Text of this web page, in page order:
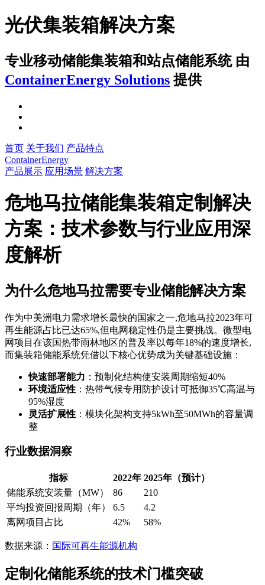
光伏集装箱解决方案
专业移动储能集装箱和站点储能系统 由
ContainerEnergy Solutions 提供
首页 关于我们 产品特点
ContainerEnergy
产品展示 应用场景 解决方案
危地马拉储能集装箱定制解决
方案：技术参数与行业应用深
度解析
为什么危地马拉需要专业储能解决方案
作为中美洲电力需求增长最快的国家之一,危地马拉2023年可
再生能源占比已达65%,但电网稳定性仍是主要挑战。微型电
网项目在该国热带雨林地区的普及率以每年18%的速度增长,
而集装箱储能系统凭借以下核心优势成为关键基础设施：
快速部署能力 ：预制化结构使安装周期缩短40%
环境适应性 ：热带气候专用防护设计可抵御35℃高温与
95%湿度
灵活扩展性 ：模块化架构支持5kWh至50MWh的容量调
整
行业数据洞察
指标 2022年 2025年（预计）
储能系统安装量（MW）
86
210
平均投资回报周期（年）
6.5
4.2
离网项目占比
42% 58%
数据来源： 国际可再生能源机构
定制化储能系统的技术门槛突破